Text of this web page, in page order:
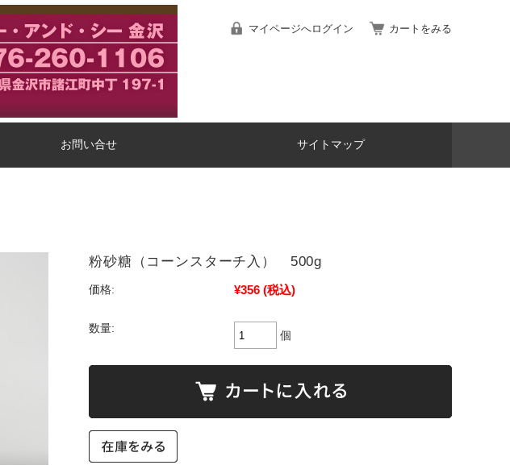
マイページへログイン カートをみる
お問い合せ サイトマップ
粉砂糖（コーンスターチ入） 500g
価格: ¥356 (税込)
数量:
個